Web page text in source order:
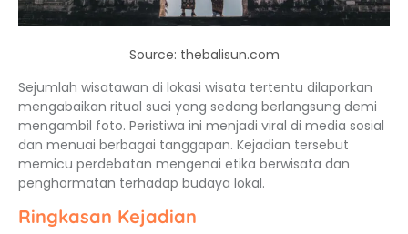
Source: thebalisun.com
Sejumlah wisatawan di lokasi wisata tertentu dilaporkan
mengabaikan ritual suci yang sedang berlangsung demi
mengambil foto. Peristiwa ini menjadi viral di media sosial
dan menuai berbagai tanggapan. Kejadian tersebut
memicu perdebatan mengenai etika berwisata dan
penghormatan terhadap budaya lokal.
Ringkasan Kejadian